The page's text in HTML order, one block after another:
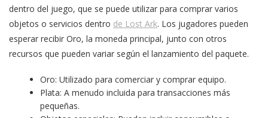
dentro del juego, que se puede utilizar para comprar varios
objetos o servicios dentro de Lost Ark. Los jugadores pueden
esperar recibir Oro, la moneda principal, junto con otros
recursos que pueden variar según el lanzamiento del paquete.
Oro: Utilizado para comerciar y comprar equipo.
Plata: A menudo incluida para transacciones más
pequeñas.